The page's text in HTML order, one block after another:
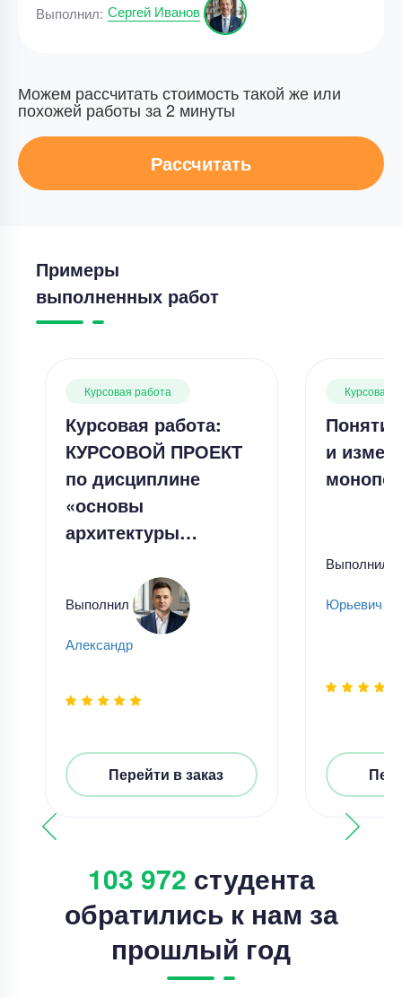
Выполнил: Сергей Иванов
Можем рассчитать стоимость такой же или
похожей работы за 2 минуты
Рассчитать
Примеры
выполненных работ
Курсовая работа
Курсовая работа:
КУРСОВОЙ ПРОЕКТ
по дисциплине
«основы
архитектуры…
Выполнил
Александр
Перейти в заказ
Курсовая
и
Выполнил
Юрьевич
103 972 студента
обратились к нам за
прошлый год